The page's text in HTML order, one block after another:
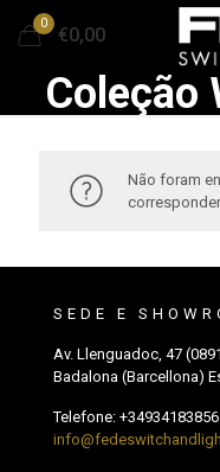
0
€0,00
Coleção
Não foram
SEDE E
Av. Llenguadoc, 47
Badalona (Barcellona)
Telefone: +34934183856